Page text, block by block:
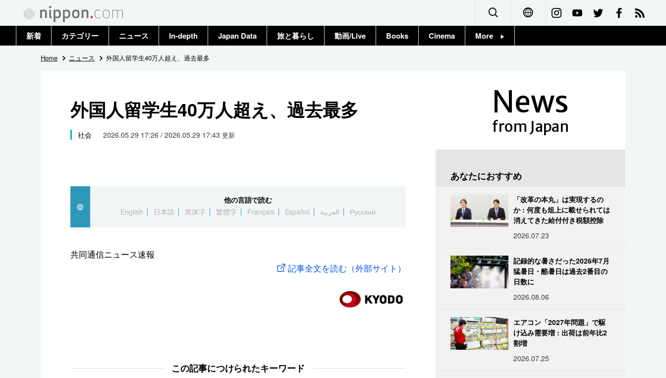
Français
新着 カテゴリー
政治・外交
国際
科学・技術
暮らし
ニュース
トップ
In-depth Japan Data 旅と暮らし 動画/Live Books Cinema More
Home ニュース 外国人留学生40万人超え、過去最多
外国人留学生40万人超え、過去最多
社会 2026.05.29 17:26 / 2026.05.29 17:43 更新
他の言語で読む
English
日本語 简体字 繁體字 Français Español العربية Русский
共同通信ニュース速報
記事全文を読む（外部サイト）
この記事につけられたキーワード
News
from Japan
あなたにおすすめ
「改革の本丸」は実現するの
か : 何度も俎上に載せられては
消えてきた給付付き税額控除
2026.07.23
記録的な暑さだった2026年7月
猛暑日・酷暑日は過去2番目の
日数に
2026.08.06
エアコン「2027年問題」で駆
け込み需要増 : 出荷は前年比2
割増
2026.07.25